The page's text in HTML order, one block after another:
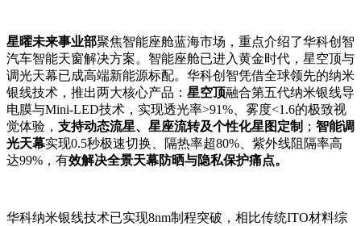
星曜未来事业部聚焦智能座舱蓝海市场，重点介绍了华科创智
汽车智能天窗解决方案。智能座舱已进入黄金时代，星空顶与
调光天幕已成高端新能源标配。华科创智凭借全球领先的纳米
银线技术，推出两大核心产品： 星空顶融合第五代纳米银线导
电膜与Mini-LED技术，实现透光率>91%、雾度<1.6的极致视
觉体验， 支持动态流星、星座流转及个性化星图定制 ； 智能调
光天幕实现0.5秒极速切换、隔热率超80%、紫外线阻隔率高
达99%，有效解决全景天幕防晒与隐私保护痛点。
华科纳米银线技术已实现8nm制程突破，相比传统ITO材料综